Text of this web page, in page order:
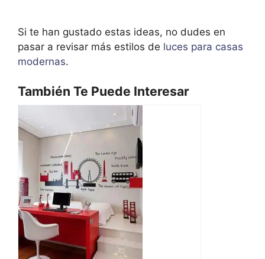
Si te han gustado estas ideas, no dudes en
pasar a revisar más estilos de luces para casas
modernas.
También Te Puede Interesar